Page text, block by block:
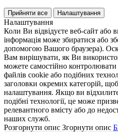
Прийняти все Налаштування
Налаштування
Коли Ви відвідуєте веб-сайт або
інформація може збиратися або
допомогою Вашого браузера).
Вам вирішувати, як Ви
можете самостійно
файлів cookie або подібних
заголовки окремих категорій,
налаштування. Якщо ви
подібні технології, це може
релевантного вмісту або до
наших служб.
Розгорнути опис Згорнути опис